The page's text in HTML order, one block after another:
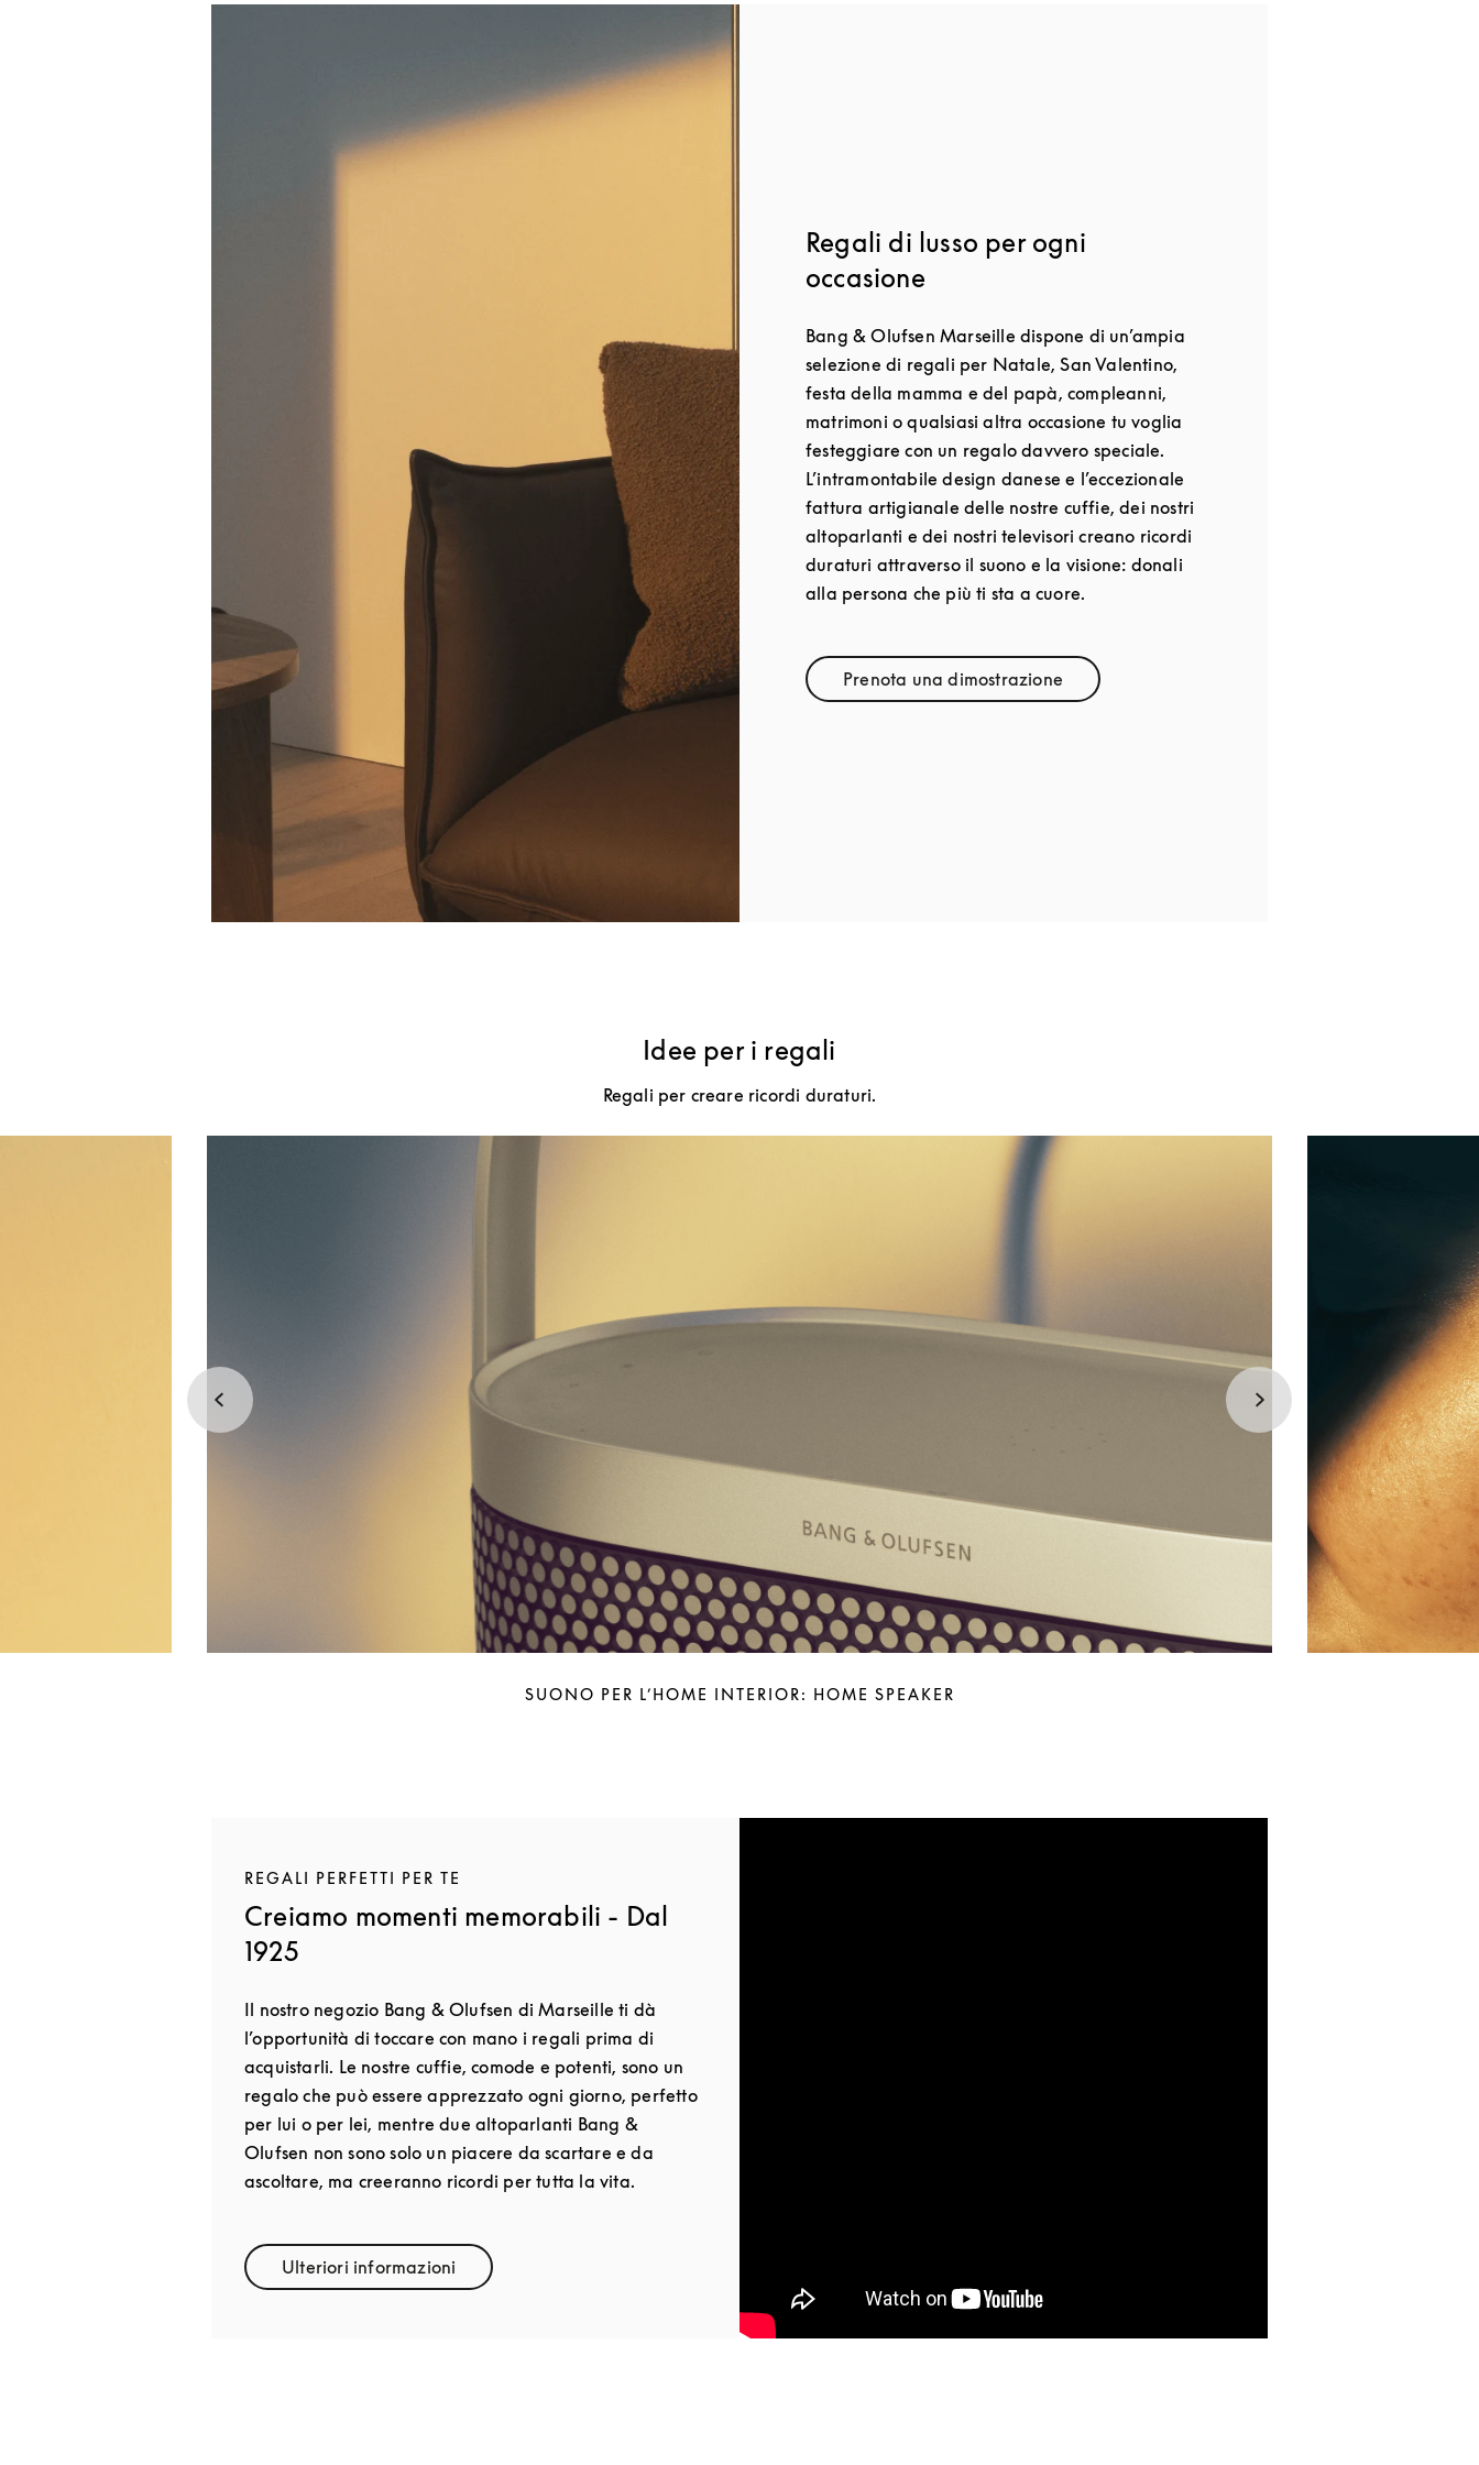
Regali di lusso per ogni
occasione
Bang & Olufsen Marseille dispone di un’ampia
selezione di regali per Natale, San Valentino,
festa della mamma e del papà, compleanni,
matrimoni o qualsiasi altra occasione tu voglia
festeggiare con un regalo davvero speciale.
L’intramontabile design danese e l’eccezionale
fattura artigianale delle nostre cuffie, dei nostri
altoparlanti e dei nostri televisori creano ricordi
duraturi attraverso il suono e la visione: donali
alla persona che più ti sta a cuore.
Prenota una dimostrazione
Link Opens in New Tab
Idee per i regali
Regali per creare ricordi duraturi.
SUONO PER L’HOME INTERIOR: HOME SPEAKER
REGALI PERFETTI PER TE
Creiamo momenti memorabili - Dal
1925
Il nostro negozio Bang & Olufsen di Marseille ti dà
l’opportunità di toccare con mano i regali prima di
acquistarli. Le nostre cuffie, comode e potenti, sono un
regalo che può essere apprezzato ogni giorno, perfetto
per lui o per lei, mentre due altoparlanti Bang &
Olufsen non sono solo un piacere da scartare e da
ascoltare, ma creeranno ricordi per tutta la vita.
Ulteriori informazioniLink Opens in New Tab